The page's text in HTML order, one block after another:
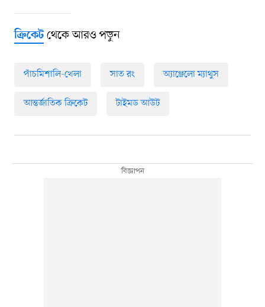
ক্রিকেটথেকে আরও পড়ুন
পাঁচমিশালি-খেলা সাত রং অ্যাঞ্জেলো ম্যাথুস
আন্তর্জাতিক ক্রিকেট টাইমড আউট